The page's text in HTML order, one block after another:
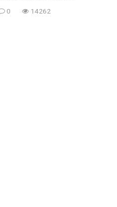
0 14262